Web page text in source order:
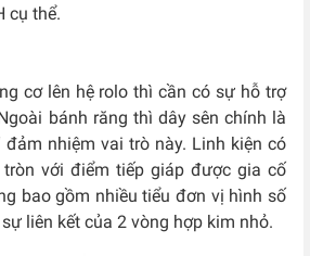
cụ thể.
cơ lên hệ rolo thì cần có sự hỗ trợ
bánh răng thì dây sên chính là
đảm nhiệm vai trò này. Linh kiện có
với điểm tiếp giáp được gia cố
bao gồm nhiều tiểu đơn vị hình số
liên kết của 2 vòng hợp kim nhỏ.